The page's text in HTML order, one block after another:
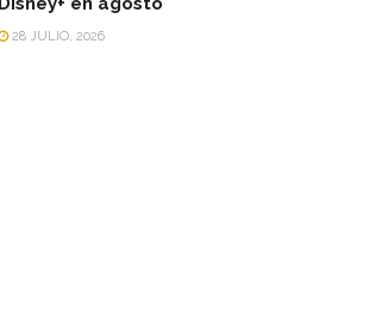
28 JULIO, 2026